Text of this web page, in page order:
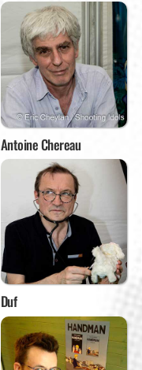
Antoine Chereau
Duf